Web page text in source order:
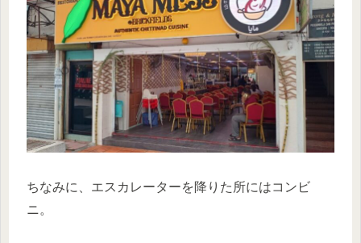
ちなみに、エスカレーターを降りた所にはコンビ
ニ。